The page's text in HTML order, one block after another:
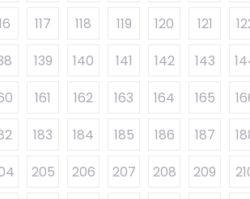
117 118 119 120 121
139 140 141 142 143
161 162 163 164 165
183 184 185 186 187
205 206 207 208 209